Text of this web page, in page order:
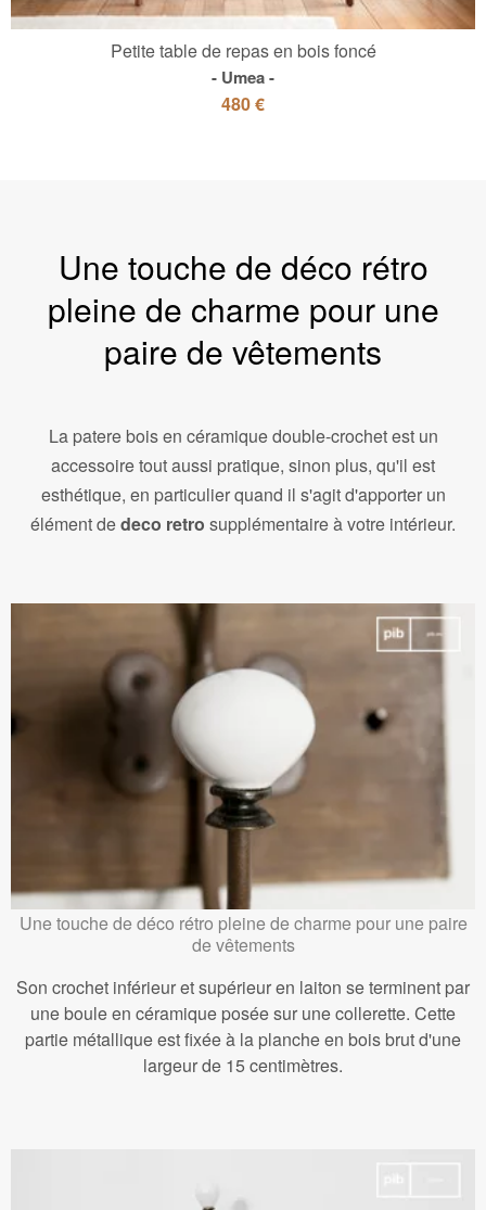
Petite table de repas en bois foncé
Umea
480 €
Une touche de déco rétro
pleine de charme pour une
paire de vêtements
La patere bois en céramique double-crochet est un
accessoire tout aussi pratique, sinon plus, qu'il est
esthétique, en particulier quand il s'agit d'apporter un
élément dedeco retro supplémentaire à votre intérieur.
Une touche de déco rétro pleine de charme pour une paire
de vêtements
Son crochet inférieur et supérieur en laiton se terminent par
une boule en céramique posée sur une collerette. Cette
partie métallique est fixée à la planche en bois brut d'une
largeur de 15 centimètres.